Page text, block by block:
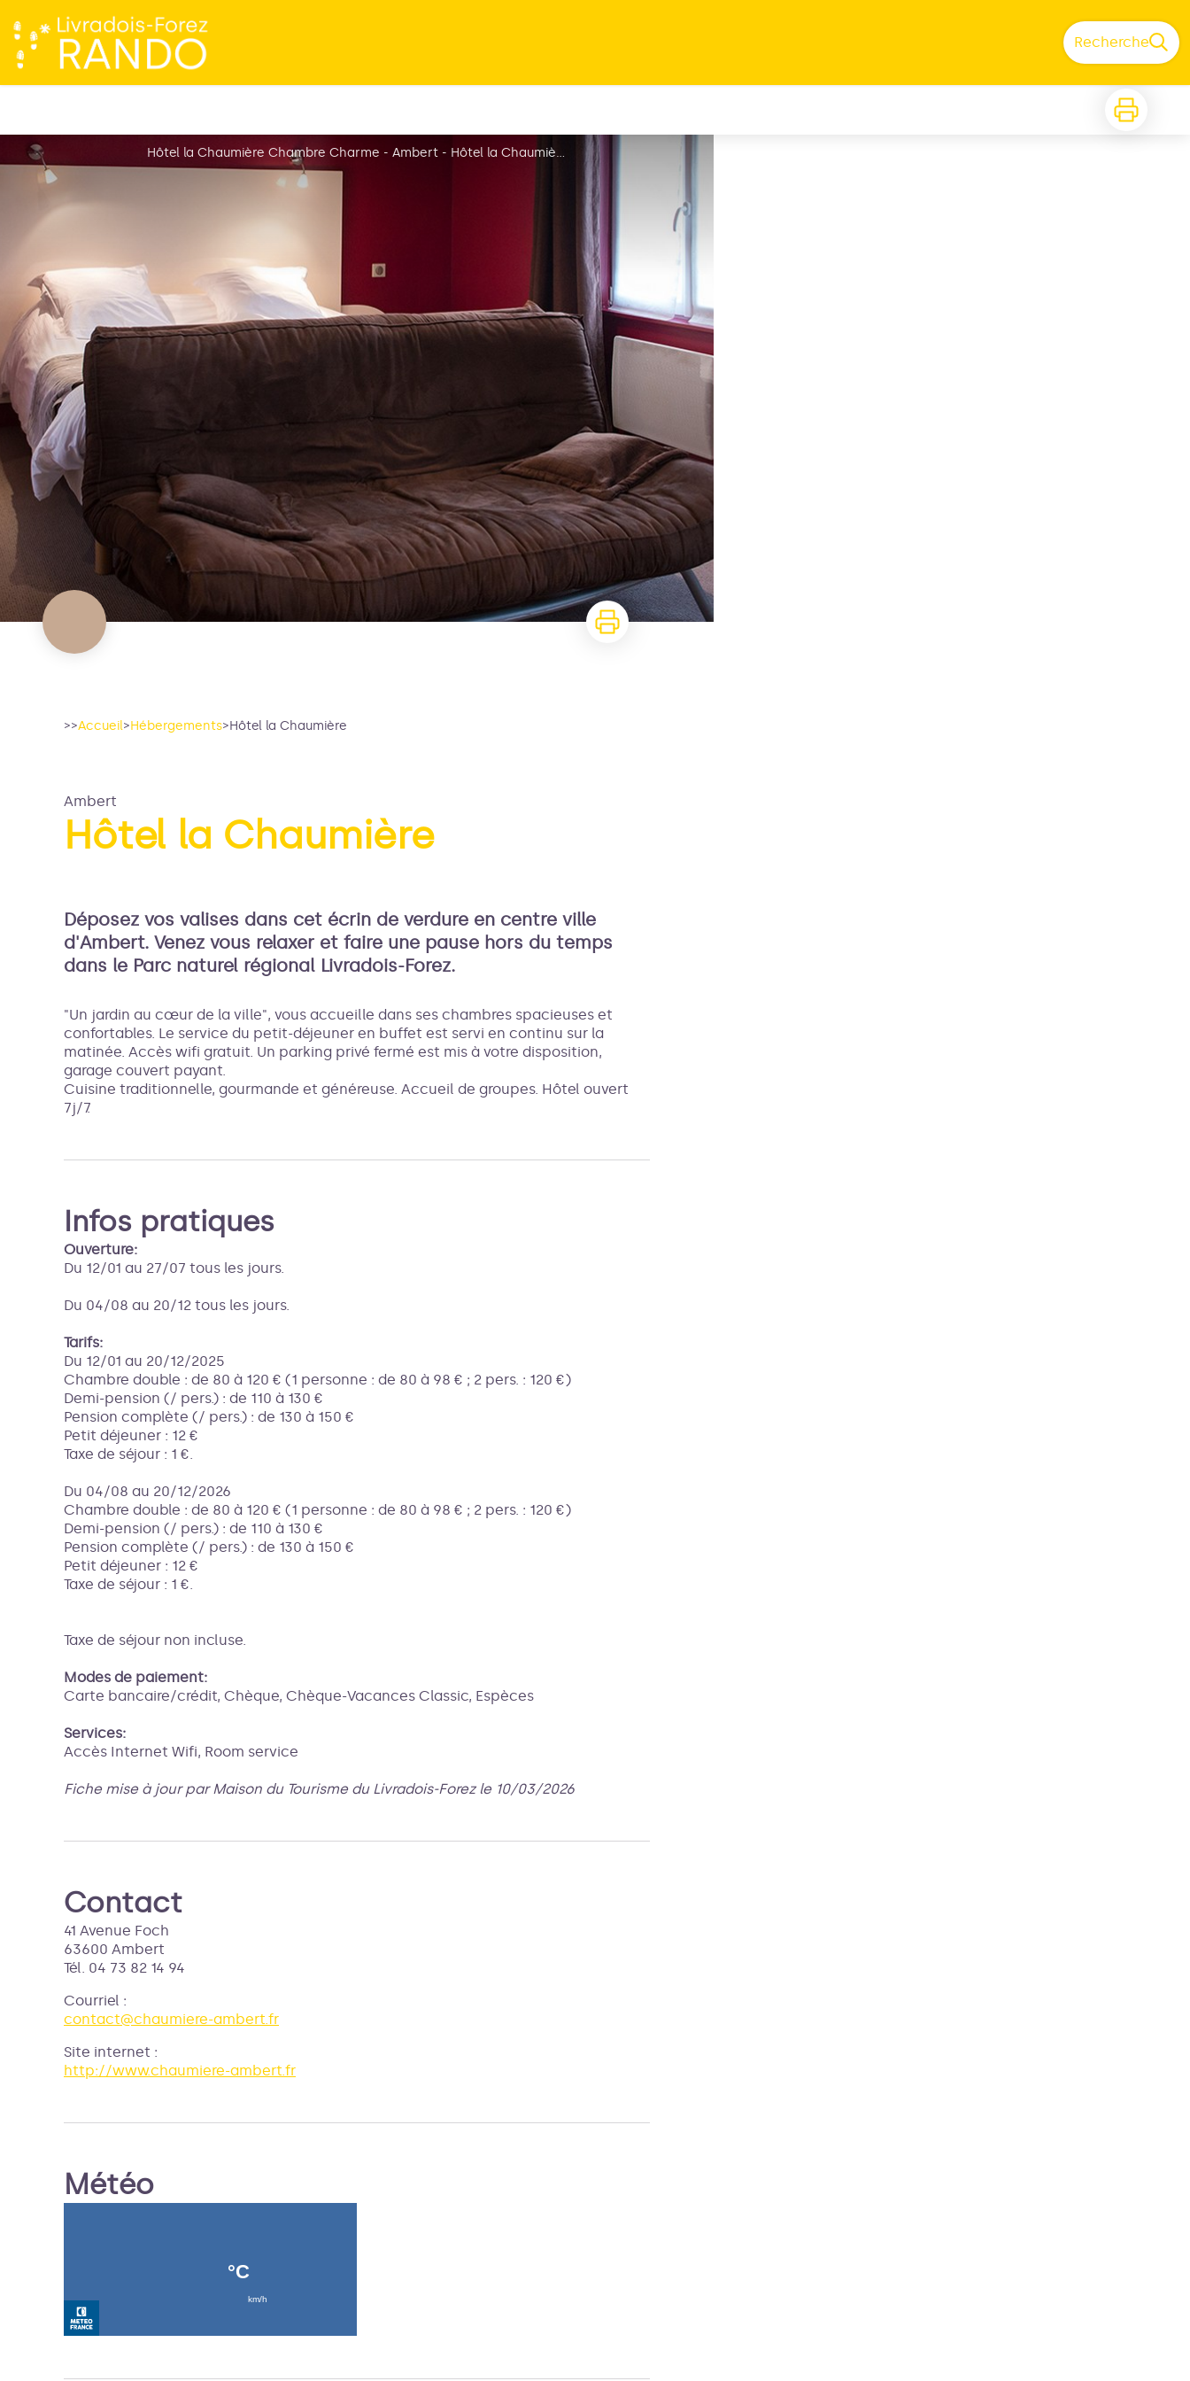
Recherche
Hôtel la Chaumière Chambre Charme - Ambert - Hôtel la Chaumière
>>Accueil>Hébergements>Hôtel la Chaumière
Ambert
Hôtel la Chaumière
Déposez vos valises dans cet écrin de verdure en centre ville
d'Ambert. Venez vous relaxer et faire une pause hors du temps
dans le Parc naturel régional Livradois-Forez.
"Un jardin au cœur de la ville", vous accueille dans ses chambres spacieuses et
confortables. Le service du petit-déjeuner en buffet est servi en continu sur la
matinée. Accès wifi gratuit. Un parking privé fermé est mis à votre disposition,
garage couvert payant.
Cuisine traditionnelle, gourmande et généreuse. Accueil de groupes. Hôtel ouvert
7j/7.
Infos pratiques
Ouverture:
Du 12/01 au 27/07 tous les jours.
Du 04/08 au 20/12 tous les jours.
Tarifs:
Du 12/01 au 20/12/2025
Chambre double : de 80 à 120 € (1 personne : de 80 à 98 € ; 2 pers. : 120 €)
Demi-pension (/ pers.) : de 110 à 130 €
Pension complète (/ pers.) : de 130 à 150 €
Petit déjeuner : 12 €
Taxe de séjour : 1 €.
Du 04/08 au 20/12/2026
Chambre double : de 80 à 120 € (1 personne : de 80 à 98 € ; 2 pers. : 120 €)
Demi-pension (/ pers.) : de 110 à 130 €
Pension complète (/ pers.) : de 130 à 150 €
Petit déjeuner : 12 €
Taxe de séjour : 1 €.
Taxe de séjour non incluse.
Modes de paiement:
Carte bancaire/crédit, Chèque, Chèque-Vacances Classic, Espèces
Services:
Accès Internet Wifi, Room service
Fiche mise à jour par Maison du Tourisme du Livradois-Forez le 10/03/2026
Contact
41 Avenue Foch
63600 Ambert
Tél. 04 73 82 14 94
Courriel :
contact@chaumiere-ambert.fr
Site internet :
http://www.chaumiere-ambert.fr
Météo